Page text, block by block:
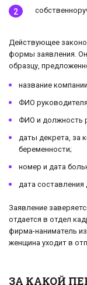
Действующее
формы заявления.
образцу,
название
ФИО
ФИО и должность
даты декрета, за
беременности;
номер и дата
дата составления
Заявление
отдается в отдел
фирма-наниматель
женщина уходит в
ЗА КАКОЙ